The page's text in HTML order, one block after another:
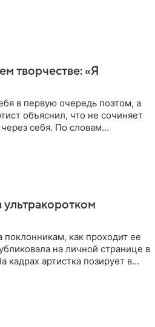
творчестве: «Я
в первую очередь поэтом, а
объяснил, что не сочиняет
себя. По словам
ультракоротком
поклонникам, как проходит ее
на личной странице в
кадрах артистка позирует в